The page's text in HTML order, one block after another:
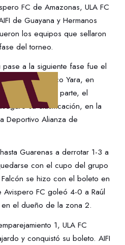
FC de Amazonas, ULA FC
de Guayana y Hermanos
los equipos que sellaron
del torneo.
a la siguiente fase fue el
1-0 a Atlético Yara, en
llave 2. Por su parte, el
su clasificación, en la
Deportivo Alianza de
Guarenas a derrotar 1-3 a
con el cupo del grupo
se hizo con el boleto en
Avispero FC goleó 4-0 a Raúl
el dueño de la zona 2.
1, ULA FC
y conquistó su boleto. AIFI